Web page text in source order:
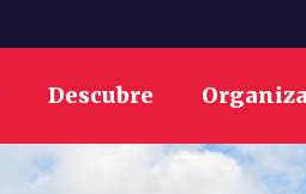
Descubre Organiza